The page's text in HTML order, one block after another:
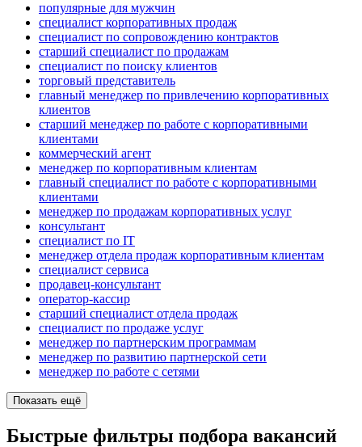
популярные для мужчин
специалист корпоративных продаж
специалист по сопровождению контрактов
старший специалист по продажам
специалист по поиску клиентов
торговый представитель
главный менеджер по привлечению корпоративных
клиентов
старший менеджер по работе с корпоративными
клиентами
коммерческий агент
менеджер по корпоративным клиентам
главный специалист по работе с корпоративными
клиентами
менеджер по продажам корпоративных услуг
консультант
специалист по IT
менеджер отдела продаж корпоративным клиентам
специалист сервиса
продавец-консультант
оператор-кассир
старший специалист отдела продаж
специалист по продаже услуг
менеджер по партнерским программам
менеджер по развитию партнерской сети
менеджер по работе с сетями
Показать ещё
Быстрые фильтры подбора вакансий